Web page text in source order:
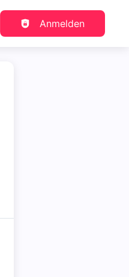
Anmelden